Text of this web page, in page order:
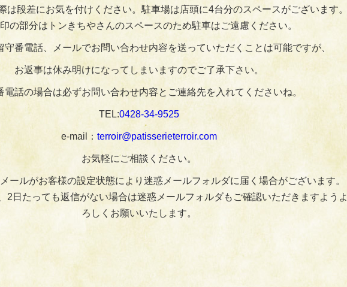
は段差にお気を付けください。駐車場は店頭に4台分のスペースがございます。
の部分はトンきちやさんのスペースのため駐車はご遠慮ください。
守番電話、メールでお問い合わせ内容を送っていただくことは可能ですが、
お返事は休み明けになってしまいますのでご了承下さい。
電話の場合は必ずお問い合わせ内容とご連絡先を入れてくださいね。
TEL:0428‐34‐9525
e-mail： terroir@patisserieterroir.com
お気軽にご相談ください。
ールがお客様の設定状態により迷惑メールフォルダに届く場合がございます。
2日たっても返信がない場合は迷惑メールフォルダもご確認いただきますようよ
ろしくお願いいたします。